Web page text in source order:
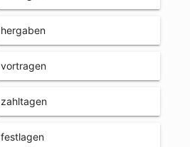
hergaben
vortragen
zahltagen
festlagen